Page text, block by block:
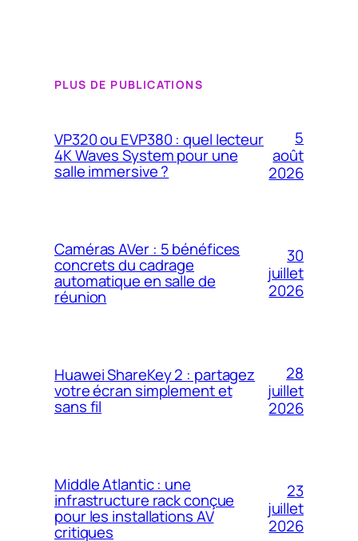
PLUS DE PUBLICATIONS
VP320 ou EVP380 : quel lecteur
4K Waves System pour une
salle immersive ?
5
août
2026
Caméras AVer : 5 bénéfices
concrets du cadrage
automatique en salle de
réunion
30
juillet
2026
Huawei ShareKey 2 : partagez
votre écran simplement et
sans fil
28
juillet
2026
Middle Atlantic : une
infrastructure rack conçue
pour les installations AV
critiques
23
juillet
2026